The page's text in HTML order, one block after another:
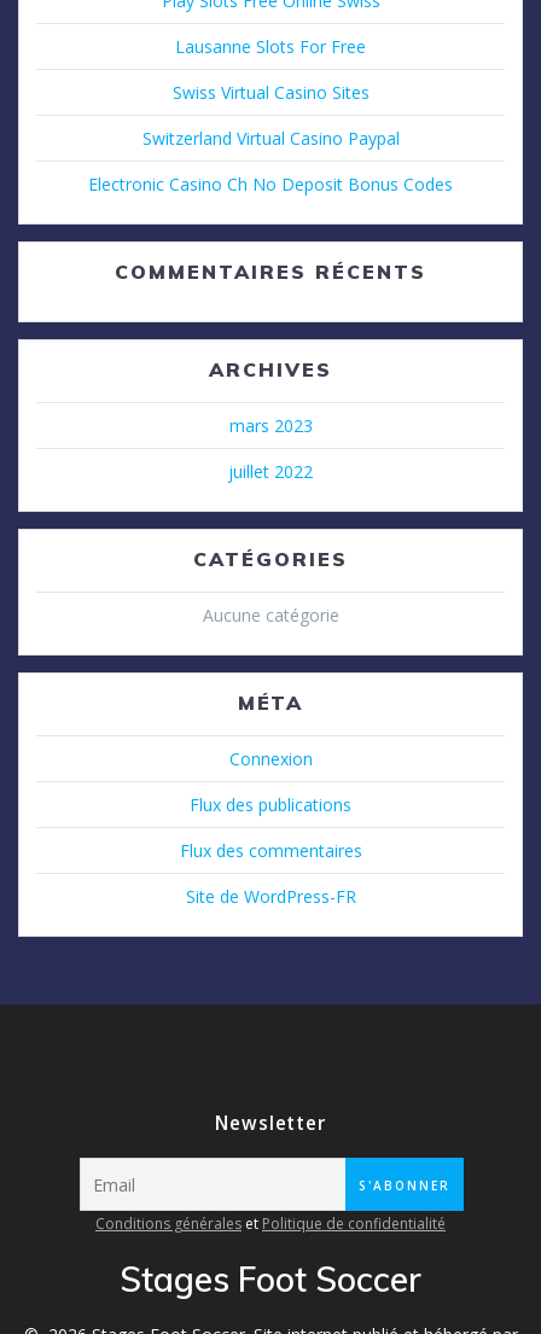
Lausanne Slots For Free
Swiss Virtual Casino Sites
Switzerland Virtual Casino Paypal
Electronic Casino Ch No Deposit Bonus Codes
COMMENTAIRES RÉCENTS
ARCHIVES
mars 2023
juillet 2022
CATÉGORIES
Aucune catégorie
MÉTA
Connexion
Flux des publications
Flux des commentaires
Site de WordPress-FR
Newsletter
Conditions générales et Politique de confidentialité
Stages Foot Soccer